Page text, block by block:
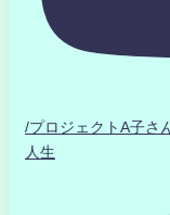
/プロジェクトA子さ
人生